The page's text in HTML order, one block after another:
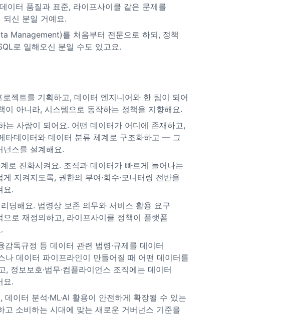
이터 품질과 표준, 라이프사이클 같은 문제를
되신 분일 거예요.
Management)를 처음부터 전문으로 하되, 정책
로 일해오신 분일 수도 있고요.
젝트를 기획하고, 데이터 엔지니어와 한 팀이 되어
이 아니라, 시스템으로 동작하는 정책을 지향해요.
는 사람이 되어요. 어떤 데이터가 어디에 존재하고,
타데이터와 데이터 분류 체계로 구조화하고 — 그
스를 설계해요.
로 진화시켜요. 조직과 데이터가 빠르게 늘어나는
지켜지도록, 권한의 부여·회수·모니터링 전반을
요.
딩해요. 법령상 보존 의무와 서비스 활용 요구
로 재정의하고, 라이프사이클 정책이 플랫폼
독규정 등 데이터 관련 법령·규제를 데이터
나 데이터 파이프라인이 만들어질 때 어떤 데이터를
정보보호·법무·컴플라이언스 조직에는 데이터
요.
이터 분석·ML·AI 활용이 안전하게 확장될 수 있는
고 소비하는 시대에 맞는 새로운 거버넌스 기준을